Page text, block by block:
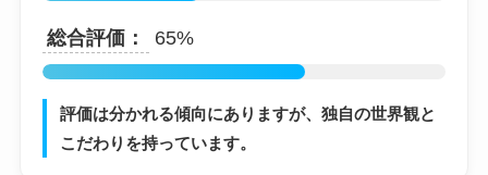
総合評価： 65%
評価は分かれる傾向にありますが、独自の世界観と
こだわりを持っています。